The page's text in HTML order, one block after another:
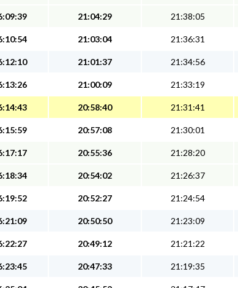
21:04:29 21:38:05
21:03:04 21:36:31
21:01:37 21:34:56
21:00:09 21:33:19
20:58:40 21:31:41
20:57:08 21:30:01
20:55:36 21:28:20
20:54:02 21:26:37
20:52:27 21:24:54
20:50:50 21:23:09
20:49:12 21:21:22
20:47:33 21:19:35